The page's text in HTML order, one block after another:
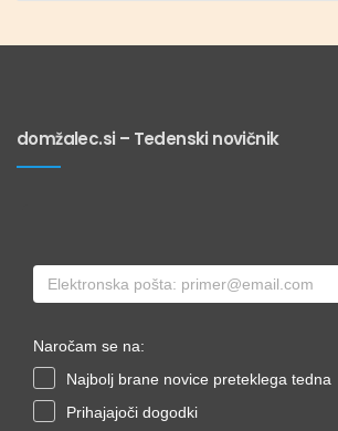
domžalec.si – Tedenski novičnik
Naročam se na:
Najbolj brane novice preteklega tedna
Prihajajoči dogodki